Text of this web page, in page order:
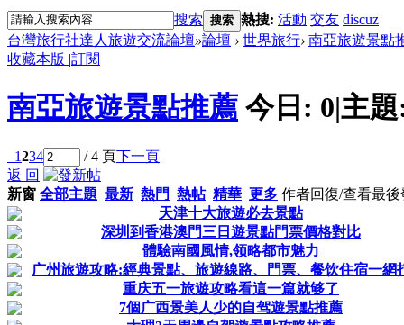
搜索 搜索 熱搜: 活動 交友 discuz
台灣旅行社達人旅遊交流論壇»論壇 › 世界旅行› 南亞旅遊景點
收藏本版 |訂閱
南亞旅遊景點推薦 今日: 0|主
1234 / 4 頁下一頁
返 回
新窗 全部主題 最新 熱門 熱帖 精華 更多 作者回復/查看最後
天津十大旅遊必去景點
深圳到香港澳門三日遊景點門票價格對比
體驗南國風情,领略都市魅力
广州旅遊攻略:經典景點、旅遊線路、門票、餐饮住宿一網
重庆五一旅遊攻略看這一篇就够了
7個广西景美人少的自驾遊景點推薦